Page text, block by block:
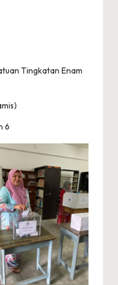
Tingkatan Enam
6